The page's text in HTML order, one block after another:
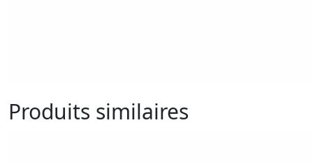
Produits similaires